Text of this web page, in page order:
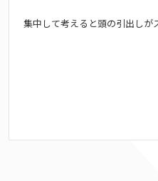
集中して考えると頭の引出しが